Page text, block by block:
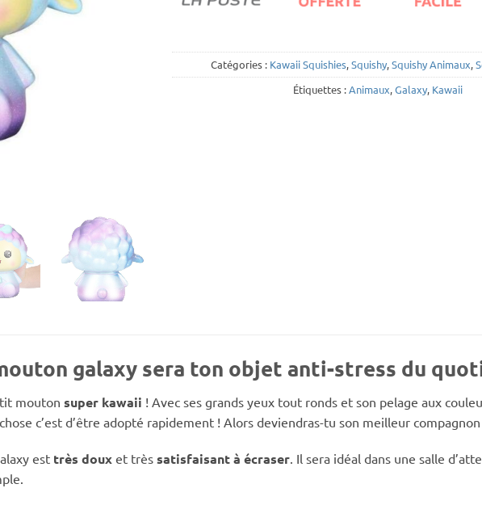
Catégories : Kawaii Squishies,Squishy,Squishy Animaux,
Étiquettes :Animaux,Galaxy, Kawaii
galaxy sera ton objet anti-stress du
mouton super kawaii ! Avec ses grands yeux tout ronds et son pelage aux
c’est d’être adopté rapidement ! Alors deviendras-tu son meilleur compagnon
est très doux et très satisfaisant à écraser. Il sera idéal dans une salle